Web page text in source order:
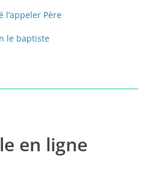
l’appeler Père
le baptiste
en ligne